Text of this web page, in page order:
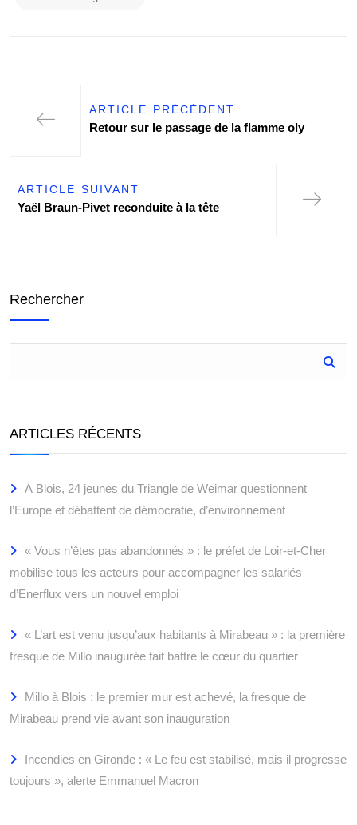
ARTICLE PRÉCÉDENT
Retour sur le passage de la flamme oly
ARTICLE SUIVANT
Yaël Braun-Pivet reconduite à la tête
Rechercher
ARTICLES RÉCENTS
À Blois, 24 jeunes du Triangle de Weimar questionnent
l’Europe et débattent de démocratie, d’environnement
« Vous n’êtes pas abandonnés » : le préfet de Loir-et-Cher
mobilise tous les acteurs pour accompagner les salariés
d’Enerflux vers un nouvel emploi
« L’art est venu jusqu’aux habitants à Mirabeau » : la première
fresque de Millo inaugurée fait battre le cœur du quartier
Millo à Blois : le premier mur est achevé, la fresque de
Mirabeau prend vie avant son inauguration
Incendies en Gironde : « Le feu est stabilisé, mais il progresse
toujours », alerte Emmanuel Macron